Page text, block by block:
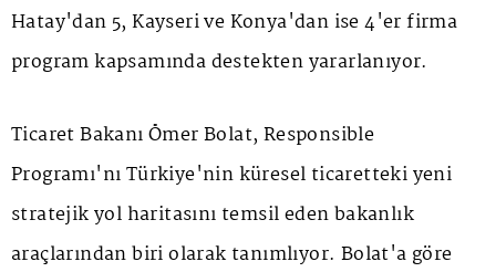
Hatay'dan 5, Kayseri ve Konya'dan ise 4'er firma
program kapsamında destekten yararlanıyor.
Ticaret Bakanı Ömer Bolat, Responsible
Programı'nı Türkiye'nin küresel ticaretteki yeni
stratejik yol haritasını temsil eden bakanlık
araçlarından biri olarak tanımlıyor. Bolat'a göre